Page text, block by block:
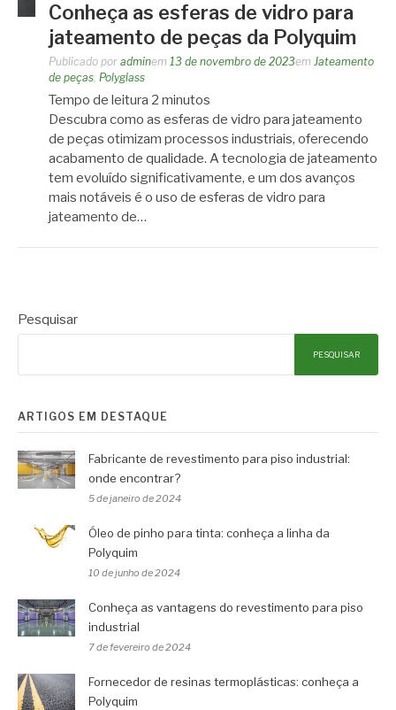
Conheça as esferas de vidro para
jateamento de peças da Polyquim
Publicado por adminem 13 de novembro de 2023em Jateamento
de peças, Polyglass
Tempo de leitura 2 minutos
Descubra como as esferas de vidro para jateamento
de peças otimizam processos industriais, oferecendo
acabamento de qualidade. A tecnologia de jateamento
tem evoluído significativamente, e um dos avanços
mais notáveis é o uso de esferas de vidro para
jateamento de…
Pesquisar
PESQUISAR
ARTIGOS EM DESTAQUE
Fabricante de revestimento para piso industrial:
onde encontrar?
5 de janeiro de 2024
Óleo de pinho para tinta: conheça a linha da
Polyquim
10 de junho de 2024
Conheça as vantagens do revestimento para piso
industrial
7 de fevereiro de 2024
Fornecedor de resinas termoplásticas: conheça a
Polyquim